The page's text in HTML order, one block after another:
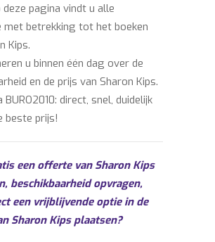
deze pagina vindt u alle
betrekking tot het boeken
Kips.
u binnen één dag over de
en de prijs van Sharon Kips.
BURO2010: direct, snel, duidelijk
beste prijs!
een offerte van Sharon Kips
beschikbaarheid opvragen,
een vrijblijvende optie in de
Sharon Kips plaatsen?